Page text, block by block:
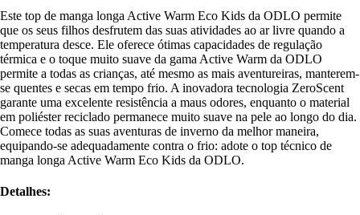
Este top de manga longa Active Warm Eco Kids da ODLO permite
que os seus filhos desfrutem das suas atividades ao ar livre quando a
temperatura desce. Ele oferece ótimas capacidades de regulação
térmica e o toque muito suave da gama Active Warm da ODLO
permite a todas as crianças, até mesmo as mais aventureiras, manterem-
se quentes e secas em tempo frio. A inovadora tecnologia ZeroScent
garante uma excelente resistência a maus odores, enquanto o material
em poliéster reciclado permanece muito suave na pele ao longo do dia.
Comece todas as suas aventuras de inverno da melhor maneira,
equipando-se adequadamente contra o frio: adote o top técnico de
manga longa Active Warm Eco Kids da ODLO.
Detalhes: